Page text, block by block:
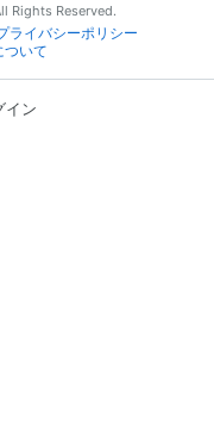
Rights Reserved.
ライバシーポリシー
ついて
イン